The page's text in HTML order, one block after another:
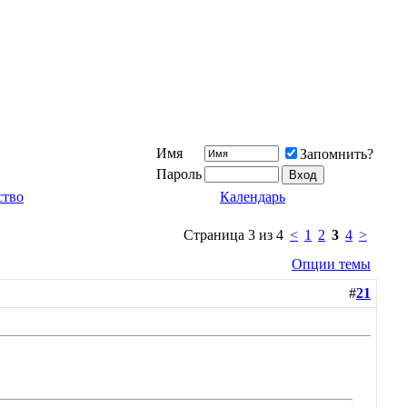
Имя
Запомнить?
Пароль
Календарь
Страница 3 из 4 < 1 2 3 4 >
Опции темы
#21